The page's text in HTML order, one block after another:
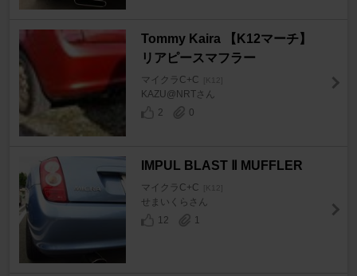
Tommy Kaira 【K12マーチ】
リアピースマフラー
マイクラC+C [K12]
KAZU@NRTさん
2
0
IMPUL BLAST Ⅱ MUFFLER
マイクラC+C [K12]
せまいくらさん
12
1